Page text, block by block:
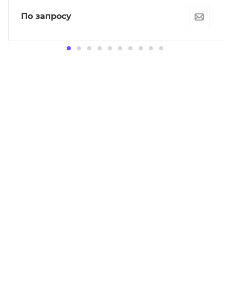
По запросу